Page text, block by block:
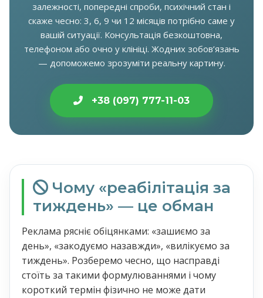
залежності, попередні спроби, психічний стан і
скаже чесно: 3, 6, 9 чи 12 місяців потрібно саме у
вашій ситуації. Консультація безкоштовна,
телефоном або очно у клініці. Жодних зобов’язань
— допоможемо зрозуміти реальну картину.
+38 (097) 777-11-03
Чому «реабілітація за
тиждень» — це обман
Реклама рясніє обіцянками: «зашиємо за
день», «закодуємо назавжди», «вилікуємо за
тиждень». Розберемо чесно, що насправді
стоїть за такими формулюваннями і чому
короткий термін фізично не може дати